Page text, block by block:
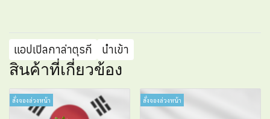
แอปเปิลกาล่าตุรกี นำเข้า
สินค้าที่เกี่ยวข้อง
สั่งจองล่วงหน้า สั่งจองล่วงหน้า